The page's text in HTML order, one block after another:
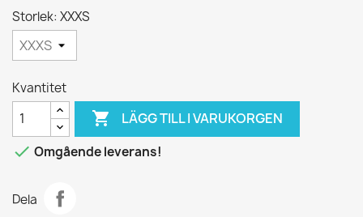
Storlek: XXXS
Kvantitet
 LÄGG TILL I VARUKORGEN
 Omgående leverans!
Dela